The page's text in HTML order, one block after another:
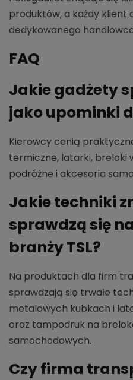
produktów, a każdy klient
dedykowanego
FAQ
Jakie gadżety
jako upominki
Kierowcy cenią
termiczne, latarki, breloki
podróżne i akcesoria
Jakie techniki
sprawdzą się
branży TSL?
Na produktach dla firm
sprawdzają się trwałe
metalowych kubkach i
oraz tampodruk na
samochodowych.
Czy firma